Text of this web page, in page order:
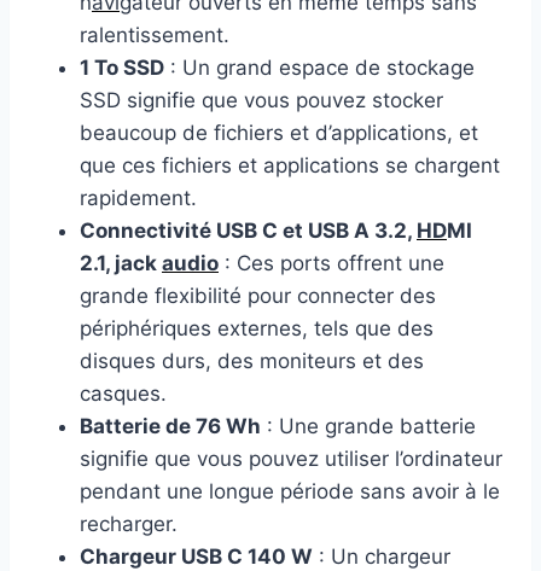
ralentissement.
1 To SSD : Un grand espace de stockage
SSD signifie que vous pouvez stocker
beaucoup de fichiers et d’applications, et
que ces fichiers et applications se chargent
rapidement.
Connectivité USB C et USB A 3.2, HDMI
2.1, jack audio : Ces ports offrent une
grande flexibilité pour connecter des
périphériques externes, tels que des
disques durs, des moniteurs et des
casques.
Batterie de 76 Wh : Une grande batterie
signifie que vous pouvez utiliser l’ordinateur
pendant une longue période sans avoir à le
recharger.
Chargeur USB C 140 W : Un chargeur